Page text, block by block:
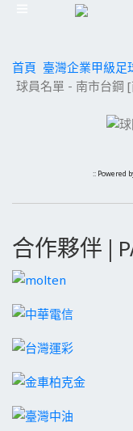
首頁 臺灣企業甲級足
球員名單 - 南市台鋼
:: Powered
合作夥伴 |